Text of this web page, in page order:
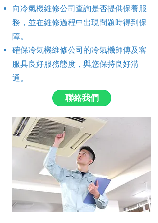
向冷氣機維修公司查詢是否提供保養服
務，並在維修過程中出現問題時得到保
障。
確保冷氣機維修公司的冷氣機師傅及客
服具良好服務態度，與您保持良好溝
通。
聯絡我們